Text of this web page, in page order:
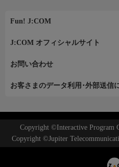
Fun! J:COM
J:COM オフィシャルサイト
お問い合わせ
お客さまのデータ利用･外部送信
Copyright ©Interactive Program
Copyright ©Jupiter